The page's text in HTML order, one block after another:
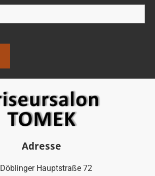
Adresse
Döblinger Hauptstraße 72